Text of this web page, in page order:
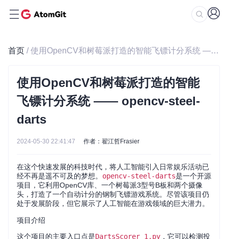
首页 / 使用OpenCV和树莓派打造的智能飞镖计分系统 —— opencv-steel-darts
使用OpenCV和树莓派打造的智能
飞镖计分系统 —— opencv-steel-
darts
2024-05-30 22:41:47 作者：翟江哲Frasier
在这个快速发展的科技时代，将人工智能引入日常娱乐活动已
经不再是遥不可及的梦想。 opencv-steel-darts是一个开源
项目，它利用OpenCV库、一个树莓派3型号B板和两个摄像
头，打造了一个自动计分的钢制飞镖游戏系统。尽管该项目仍
处于发展阶段，但它展示了人工智能在游戏领域的巨大潜力。
项目介绍
这个项目的主要入口点是DartsScorer_1.py ，它可以检测投